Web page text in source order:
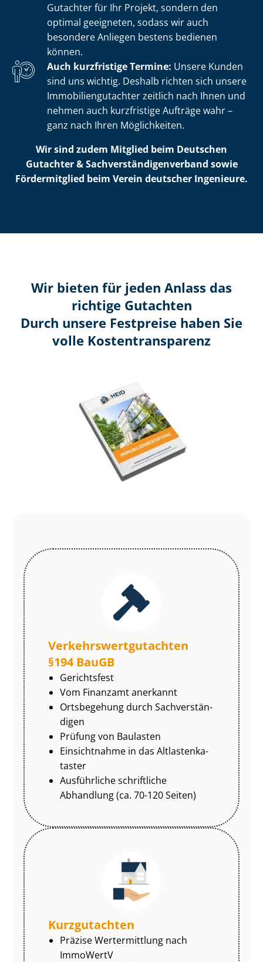
Gutachter für Ihr Projekt, sondern den
optimal geeigneten, sodass wir auch
besondere Anliegen bestens bedienen
können.
Auch kurzfristige Termine: Unsere Kunden
sind uns wichtig. Deshalb richten sich unsere
Im­mo­bi­li­en­gut­ach­ter zeitlich nach Ihnen und
nehmen auch kurzfristige Aufträge wahr –
ganz nach Ihren Möglichkeiten.
Wir sind zudem Mitglied beim Deutschen
Gutachter & Sach­ver­stän­di­gen­ver­band sowie
Fördermitglied beim Verein deutscher Ingenieure.
Wir bieten für jeden Anlass das
richtige Gutachten
Durch unsere Festpreise haben Sie
volle Kosten­transparenz
Ver­kehrs­wert­gut­ach­ten
§194 BauGB
Gerichtsfest
Vom Finanzamt anerkannt
Ortsbegehung durch Sach­ver­stän­
di­gen
Prüfung von Baulasten
Einsichtnahme in das Alt­las­ten­ka­
tas­ter
Ausführliche schriftliche
Abhandlung (ca. 70-120 Seiten)
Kurzgutachten
Präzise Wertermittlung nach
ImmoWertV